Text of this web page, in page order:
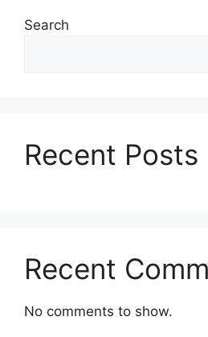
Search
Recent Posts
Recent
No comments to show.